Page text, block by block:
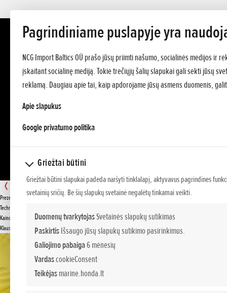
Pagrindiniame puslapyje yra
NCG Import Baltics OÜ prašo jūsų priimti našumo, socialinės medijos ir
įskaitant socialinę mediją. Tokie trečiųjų šalių slapukai gali sekti jūsų
reklamą. Daugiau apie tai, kaip apdorojame jūsų asmens duomenis,
Apie slapukus
Google privatumo politikaopens in a new tab
Griežtai būtini
Griežtai būtini slapukai padeda naršyti tinklalapį, aktyvavus pagrindines
svetainių sričių. Be šių slapukų svetainė negalėtų tinkamai veikti.
Duomenų tvarkytojasSvetainės slapukų sutikimas
PaskirtisIšsaugo jūsų slapukų sutikimo pasirinkimus.
Galiojimo pabaiga6 mėnesių
VardascookieConsent
Teikėjasmarine.honda.lt
Prezentacija
Techniniai duomenys
Kainos
Klauskite papildomos informacijos